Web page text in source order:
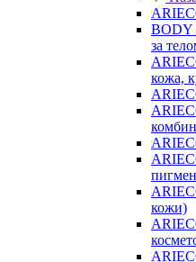
BODY
за
кожа,
кожи)